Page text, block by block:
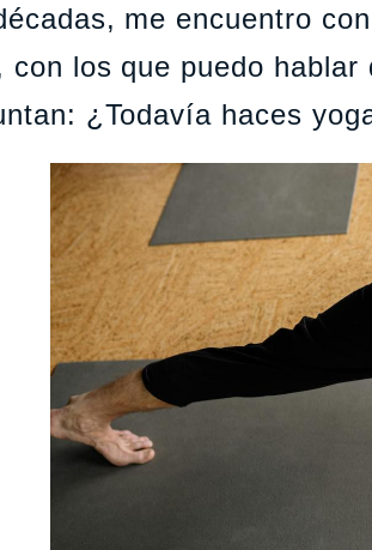
me encuentro
con los que puedo
¿Todavía haces